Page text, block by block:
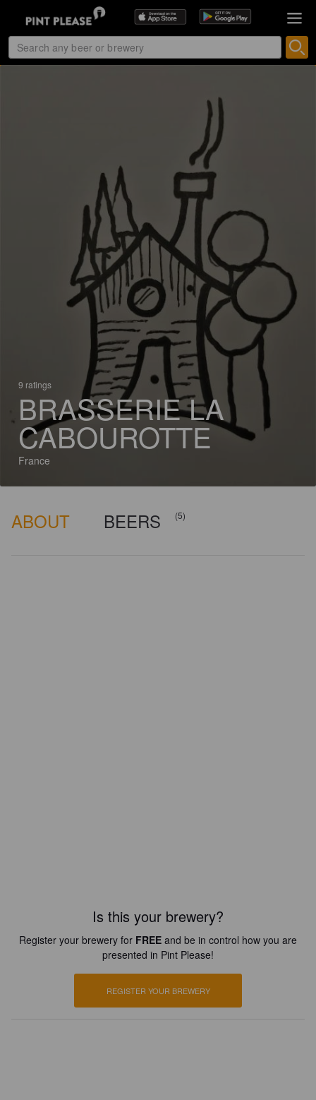
9 ratings
BRASSERIE LA
CABOUROTTE
France
ABOUT BEERS (5)
Is this your brewery?
Register your brewery for FREE and be in control how you are
presented in Pint Please!
REGISTER YOUR BREWERY